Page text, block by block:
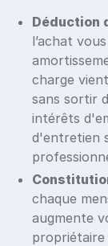
Déduction
l’achat
charge
sans sortir
intérêts
d'entretien
chaque
augmente